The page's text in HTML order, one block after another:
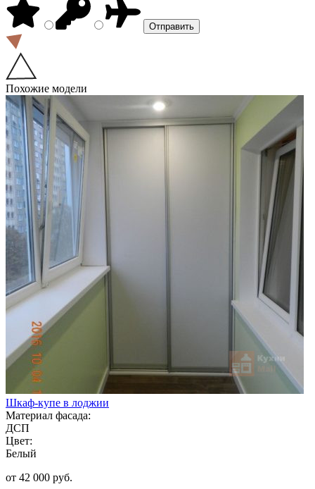
Похожие модели
Шкаф-купе в лоджии
Материал фасада:
ДСП
Цвет:
Белый
от 42 000 руб.